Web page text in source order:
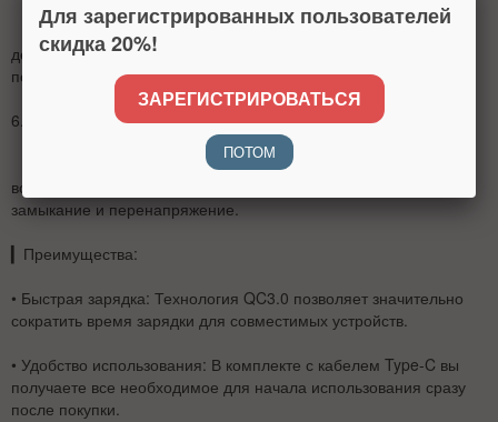
• Устройство имеет небольшой размер и легкий вес, что
делает его удобным для использования дома, в офисе или в
поездках.
6.
Защита от перегрева и короткого замыкания:
• Встроенные системы защиты обеспечивают безопасность
во время зарядки, предотвращая перегрев, короткое
замыкание и перенапряжение.
Преимущества:
• Быстрая зарядка: Технология QC3.0 позволяет значительно
сократить время зарядки для совместимых устройств.
• Удобство использования: В комплекте с кабелем Type-C вы
получаете все необходимое для начала использования сразу
после покупки.
Для зарегистрированных пользователей
скидка 20%!
ЗАРЕГИСТРИРОВАТЬСЯ
ПОТОМ